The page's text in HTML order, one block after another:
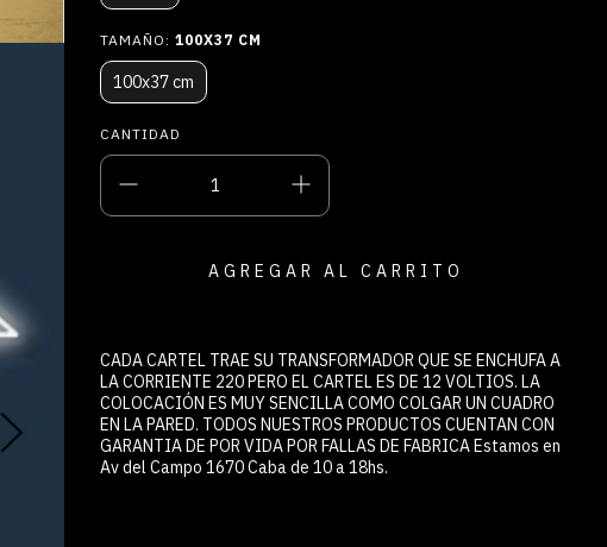
TAMAÑO:100X37 CM
100x37 cm
CANTIDAD
CADA CARTEL TRAE SU TRANSFORMADOR QUE SE ENCHUFA A
LA CORRIENTE 220 PERO EL CARTEL ES DE 12 VOLTIOS. LA
COLOCACIÓN ES MUY SENCILLA COMO COLGAR UN CUADRO
EN LA PARED. TODOS NUESTROS PRODUCTOS CUENTAN CON
GARANTIA DE POR VIDA POR FALLAS DE FABRICA Estamos en
Av del Campo 1670 Caba de 10 a 18hs.